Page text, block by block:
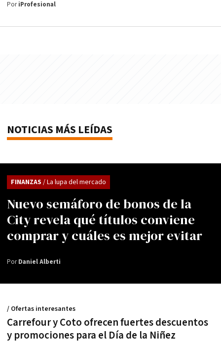
PoriProfesional
NOTICIAS MÁS LEÍDAS
Nuevo semáforo de bonos de la
City revela qué títulos conviene
comprar y cuáles es mejor evitar
FINANZAS / La lupa del mercado
PorDaniel Alberti
Carrefour y Coto ofrecen fuertes descuentos
y promociones para el Día de la Niñez
/ Ofertas interesantes